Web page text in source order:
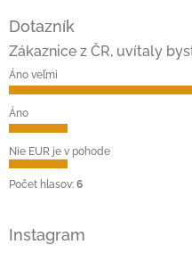
e
Dotazník
Zákaznice z ČR, uvítaly
Áno veľmi
Áno
Nie EUR je v pohode
Počet hlasov: 6
Instagram